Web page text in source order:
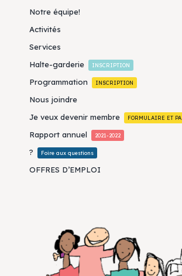
Notre équipe!
Activités
Services
Halte-garderie
INSCRIPTION
Programmation INSCRIPTION
Nous joindre
Je veux devenir membre
FORMULAIRE ET
Rapport annuel 2021-2022
? Foire aux questions
OFFRES D’EMPLOI